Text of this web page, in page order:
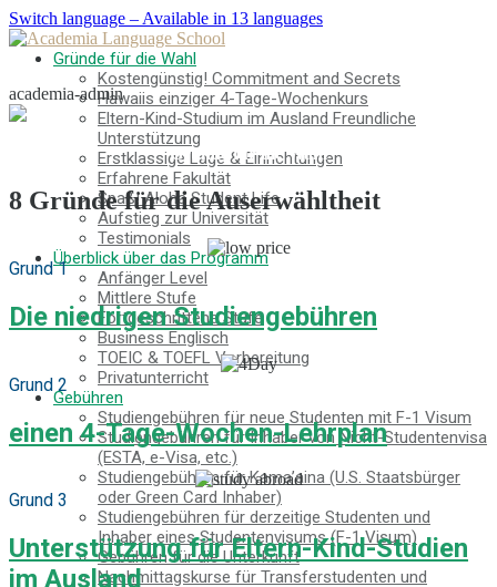
Switch language – Available in 13 languages
Gründe für die Wahl
Kostengünstig! Commitment and Secrets
Hawaiis einziger 4-Tage-Wochenkurs
Eltern-Kind-Studium im Ausland Freundliche
Unterstützung
Erstklassige Lage & Einrichtungen
Erfahrene Fakultät
Spaß! Aloha Student Life
Aufstieg zur Universität
Testimonials
Überblick über das Programm
Anfänger Level
Mittlere Stufe
Fortgeschrittene Stufe
Business Englisch
TOEIC & TOEFL Vorbereitung
Privatunterricht
Gebühren
Studiengebühren für neue Studenten mit F-1 Visum
Studiengebühren für Inhaber von Nicht-Studentenvisa
(ESTA, e-Visa, etc.)
Studiengebühren für Kama’aina (U.S. Staatsbürger
oder Green Card Inhaber)
Studiengebühren für derzeitige Studenten und
Inhaber eines Studentenvisums (F-1 Visum)
Gebühren für die Unterkunft
Nachmittagskurse für Transferstudenten und
academia-admin
Gründe für die Wahl
8 Gründe für die Auserwähltheit
Grund 1
Die niedrigen Studiengebühren
Grund 2
einen 4-Tage-Wochen-Lehrplan
Grund 3
Unterstützung für Eltern-Kind-Studien
im Ausland